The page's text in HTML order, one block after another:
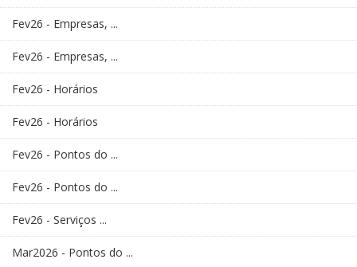
Fev26 - Empresas, ...
Fev26 - Empresas, ...
Fev26 - Horários
Fev26 - Horários
Fev26 - Pontos do ...
Fev26 - Pontos do ...
Fev26 - Serviços ...
Mar2026 - Pontos do ...